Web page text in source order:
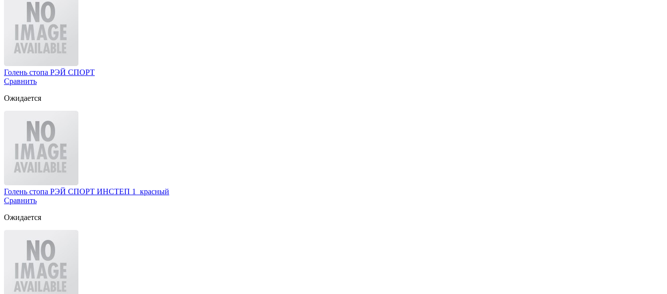
Голень стопа РЭЙ СПОРТ
Сравнить
Ожидается
Голень стопа РЭЙ СПОРТ ИНСТЕП 1 красный
Сравнить
Ожидается